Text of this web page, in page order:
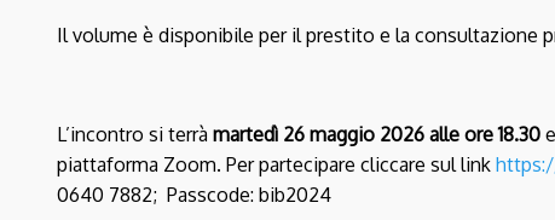
Il volume è disponibile per il prestito e la consultazione
L’incontro si terrà martedì 26 maggio 2026 alle ore 18.30
piattaforma Zoom. Per partecipare cliccare sul link
0640 7882; Passcode: bib2024